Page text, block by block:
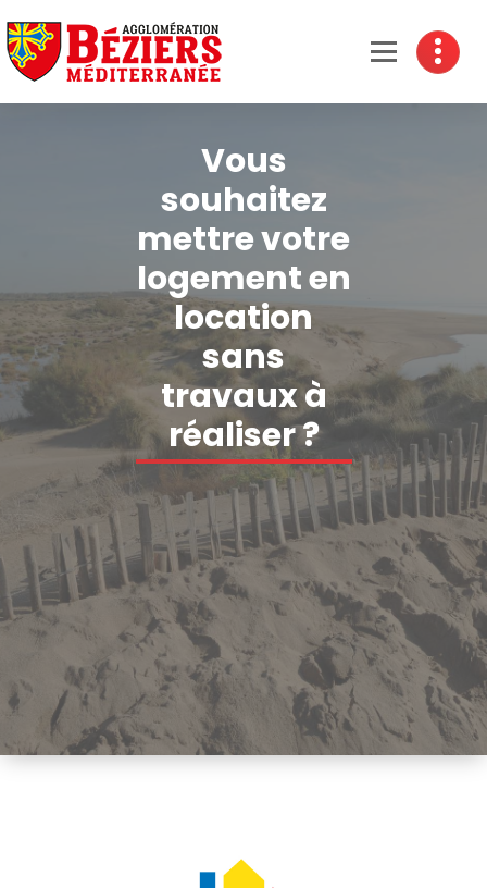
Vous
souhaitez
mettre votre
logement en
location
sans
travaux à
réaliser ?
Accueil-
Vous souhaitez
mettre votre
logement en
location sans
travaux à réaliser
?